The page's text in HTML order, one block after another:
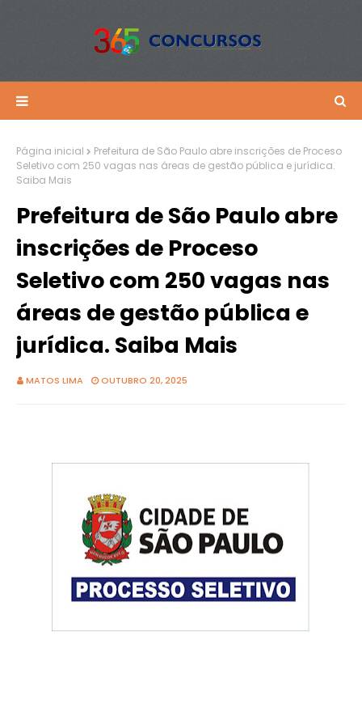
Página inicial
Prefeitura de São Paulo abre inscrições de Proceso
Seletivo com 250 vagas nas áreas de gestão pública e jurídica.
Saiba Mais
Prefeitura de São Paulo abre
inscrições de Proceso
Seletivo com 250 vagas nas
áreas de gestão pública e
jurídica. Saiba Mais
MATOS LIMA OUTUBRO 20, 2025